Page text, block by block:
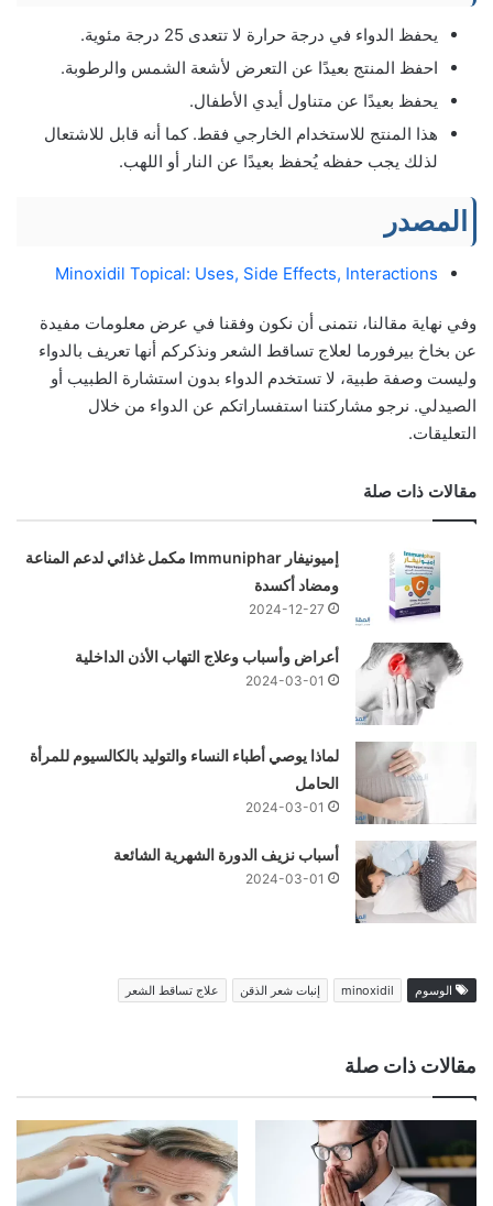
يحفظ الدواء في درجة حرارة لا تتعدى 25 درجة مئوية.
احفظ المنتج بعيدًا عن التعرض لأشعة الشمس والرطوبة.
يحفظ بعيدًا عن متناول أيدي الأطفال.
هذا المنتج للاستخدام الخارجي فقط. كما أنه قابل للاشتعال
لذلك يجب حفظه يُحفظ بعيدًا عن النار أو اللهب.
المصدر
Minoxidil Topical: Uses, Side Effects, Interactions
وفي نهاية مقالنا، نتمنى أن نكون وفقنا في عرض معلومات مفيدة
عن بخاخ بيرفورما لعلاج تساقط الشعر ونذكركم أنها تعريف بالدواء
وليست وصفة طبية، لا تستخدم الدواء بدون استشارة الطبيب أو
الصيدلي. نرجو مشاركتنا استفساراتكم عن الدواء من خلال
التعليقات.
مقالات ذات صلة
إميونيفار Immuniphar مكمل غذائي لدعم المناعة
ومضاد أكسدة
2024-12-27
أعراض وأسباب وعلاج التهاب الأذن الداخلية
2024-03-01
لماذا يوصي أطباء النساء والتوليد بالكالسيوم للمرأة
الحامل
2024-03-01
أسباب نزيف الدورة الشهرية الشائعة
2024-03-01
الوسوم minoxidil إنبات شعر الذقن علاج تساقط الشعر
مقالات ذات صلة